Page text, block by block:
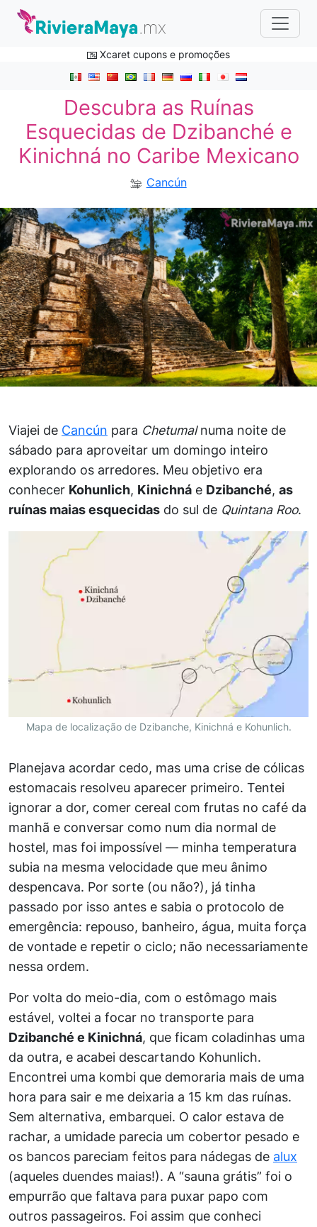
Xcaret cupons e promoções
Descubra as Ruínas
Esquecidas de Dzibanché e
Kinichná no Caribe Mexicano
Cancún
Viajei de Cancún para Chetumalnuma noite de
sábado para aproveitar um domingo inteiro
explorando os arredores. Meu objetivo era
conhecer Kohunlich, Kinichná e Dzibanché, as
ruínas maias esquecidas do sul de Quintana Roo.
Mapa de localização de Dzibanche, Kinichná e Kohunlich.
Planejava acordar cedo, mas uma crise de cólicas
estomacais resolveu aparecer primeiro. Tentei
ignorar a dor, comer cereal com frutas no café da
manhã e conversar como num dia normal de
hostel, mas foi impossível — minha temperatura
subia na mesma velocidade que meu ânimo
despencava. Por sorte (ou não?), já tinha
passado por isso antes e sabia o protocolo de
emergência: repouso, banheiro, água, muita força
de vontade e repetir o ciclo; não necessariamente
nessa ordem.
Por volta do meio-dia, com o estômago mais
estável, voltei a focar no transporte para
Dzibanché e Kinichná, que ficam coladinhas uma
da outra, e acabei descartando Kohunlich.
Encontrei uma kombi que demoraria mais de uma
hora para sair e me deixaria a 15 km das ruínas.
Sem alternativa, embarquei. O calor estava de
rachar, a umidade parecia um cobertor pesado e
os bancos pareciam feitos para nádegas de alux
(aqueles duendes maias!). A “sauna grátis” foi o
empurrão que faltava para puxar papo com
outros passageiros. Foi assim que conheci